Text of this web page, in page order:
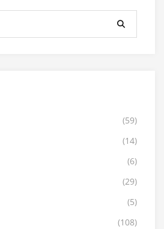
(59)
(14)
(6)
(29)
(5)
(108)